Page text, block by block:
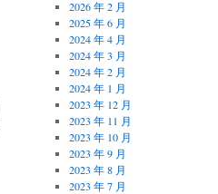
2026 年 2 月
2025 年 6 月
2024 年 4 月
2024 年 3 月
2024 年 2 月
2024 年 1 月
2023 年 12 月
2023 年 11 月
2023 年 10 月
2023 年 9 月
2023 年 8 月
2023 年 7 月